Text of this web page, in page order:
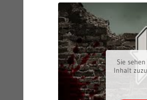
Sie
Inhalt